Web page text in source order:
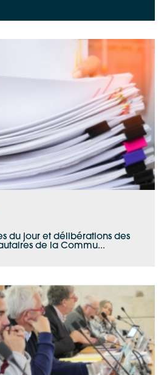
du jour et délibérations des
de la Commu...